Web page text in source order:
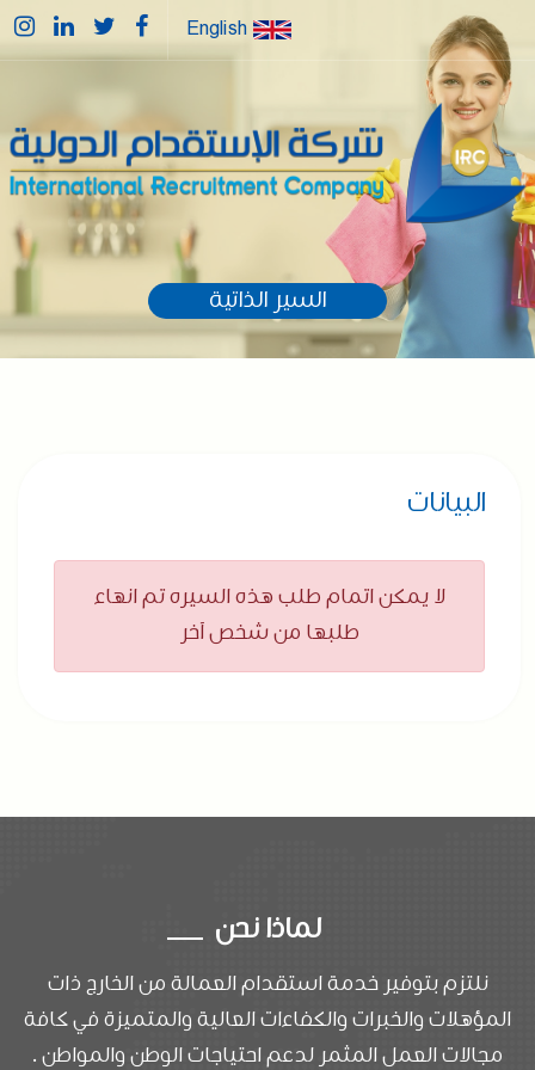
السير الذاتية
البيانات
لا يمكن اتمام طلب هذه السيره تم انهاء
طلبها من شخص آخر
لماذا نحن
نلتزم بتوفير خدمة استقدام العمالة من الخارج ذات
المؤهلات والخبرات والكفاءات العالية والمتميزة في كافة
مجالات العمل المثمر لدعم احتياجات الوطن والمواطن .